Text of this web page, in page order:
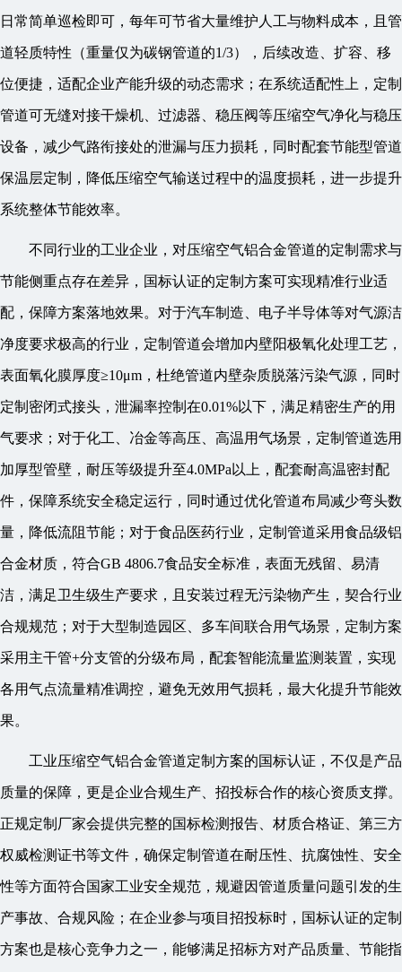
日常简单巡检即可，每年可节省大量维护人工与物料成本，且管
道轻质特性（重量仅为碳钢管道的1/3），后续改造、扩容、移
位便捷，适配企业产能升级的动态需求；在系统适配性上，定制
管道可无缝对接干燥机、过滤器、稳压阀等压缩空气净化与稳压
设备，减少气路衔接处的泄漏与压力损耗，同时配套节能型管道
保温层定制，降低压缩空气输送过程中的温度损耗，进一步提升
系统整体节能效率。
不同行业的工业企业，对压缩空气铝合金管道的定制需求与
节能侧重点存在差异，国标认证的定制方案可实现精准行业适
配，保障方案落地效果。对于汽车制造、电子半导体等对气源洁
净度要求极高的行业，定制管道会增加内壁阳极氧化处理工艺，
表面氧化膜厚度≥10μm，杜绝管道内壁杂质脱落污染气源，同时
定制密闭式接头，泄漏率控制在0.01%以下，满足精密生产的用
气要求；对于化工、冶金等高压、高温用气场景，定制管道选用
加厚型管壁，耐压等级提升至4.0MPa以上，配套耐高温密封配
件，保障系统安全稳定运行，同时通过优化管道布局减少弯头数
量，降低流阻节能；对于食品医药行业，定制管道采用食品级铝
合金材质，符合GB 4806.7食品安全标准，表面无残留、易清
洁，满足卫生级生产要求，且安装过程无污染物产生，契合行业
合规规范；对于大型制造园区、多车间联合用气场景，定制方案
采用主干管+分支管的分级布局，配套智能流量监测装置，实现
各用气点流量精准调控，避免无效用气损耗，最大化提升节能效
果。
工业压缩空气铝合金管道定制方案的国标认证，不仅是产品
质量的保障，更是企业合规生产、招投标合作的核心资质支撑。
正规定制厂家会提供完整的国标检测报告、材质合格证、第三方
权威检测证书等文件，确保定制管道在耐压性、抗腐蚀性、安全
性等方面符合国家工业安全规范，规避因管道质量问题引发的生
产事故、合规风险；在企业参与项目招投标时，国标认证的定制
方案也是核心竞争力之一，能够满足招标方对产品质量、节能指